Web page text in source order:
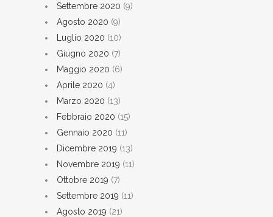
Settembre 2020 (9)
Agosto 2020 (9)
Luglio 2020 (10)
Giugno 2020 (7)
Maggio 2020 (6)
Aprile 2020 (4)
Marzo 2020 (13)
Febbraio 2020 (15)
Gennaio 2020 (11)
Dicembre 2019 (13)
Novembre 2019 (11)
Ottobre 2019 (7)
Settembre 2019 (11)
Agosto 2019 (21)